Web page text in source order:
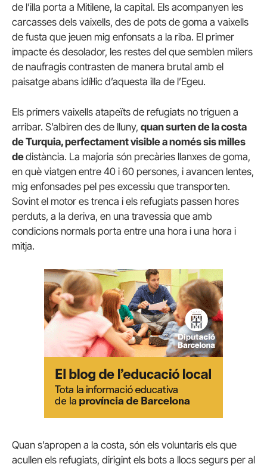
de l’illa porta a Mitilene, la capital. Els acompanyen les
carcasses dels vaixells, des de pots de goma a vaixells
de fusta que jeuen mig enfonsats a la riba. El primer
impacte és desolador, les restes del que semblen milers
de naufragis contrasten de manera brutal amb el
paisatge abans idíl·lic d’aquesta illa de l’Egeu.
Els primers vaixells atapeïts de refugiats no triguen a
arribar. S’albiren des de lluny, quan surten de la costa
de Turquia, perfectament visible a només sis milles
dedistància. La majoria són precàries llanxes de goma,
en què viatgen entre 40 i 60 persones, i avancen lentes,
mig enfonsades pel pes excessiu que transporten.
Sovint el motor es trenca i els refugiats passen hores
perduts, a la deriva, en una travessia que amb
condicions normals porta entre una hora i una hora i
mitja.
Quan s’apropen a la costa, són els voluntaris els que
acullen els refugiats, dirigint els bots a llocs segurs per al